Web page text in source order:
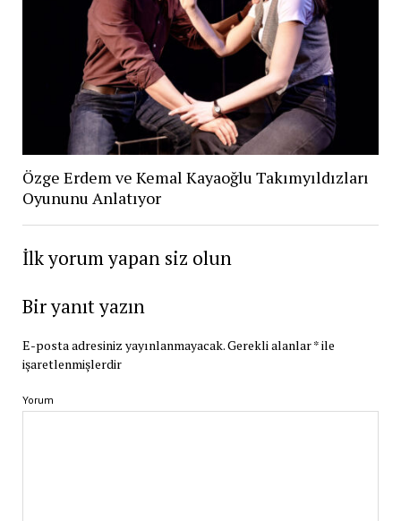
Özge Erdem ve Kemal Kayaoğlu Takımyıldızları
Oyununu Anlatıyor
İlk yorum yapan siz olun
Bir yanıt yazın
E-posta adresiniz yayınlanmayacak.Gerekli alanlar*ile
işaretlenmişlerdir
Yorum